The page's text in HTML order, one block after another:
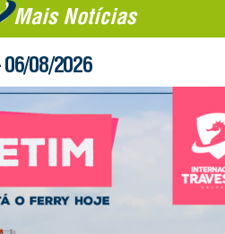
Mais Notícias
08/2026